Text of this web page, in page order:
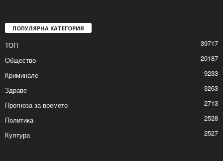
ПОПУЛЯРНА КАТЕГОРИЯ
ТОП
39717
Общество
20187
Криминале
9233
Здраве
3263
Прогноза за времето
2713
Политика
2528
Култура
2527